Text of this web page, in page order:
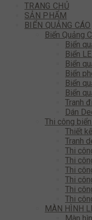
TRANG CHỦ
SẢN PHẨM
BIỂN QUẢNG CÁO
Biển Quảng
Biển
Biển
Biển
Biển
Biển
Biển
Tranh
Dán
Thi công
Thiết
Tranh
Thi
Thi
Thi
Thi
Thi
Thi
MÀN HÌNH